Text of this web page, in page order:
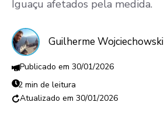
Iguaçu afetados pela medida.
Guilherme Wojciechowski
30/01/2026
2 min de leitura
30/01/2026